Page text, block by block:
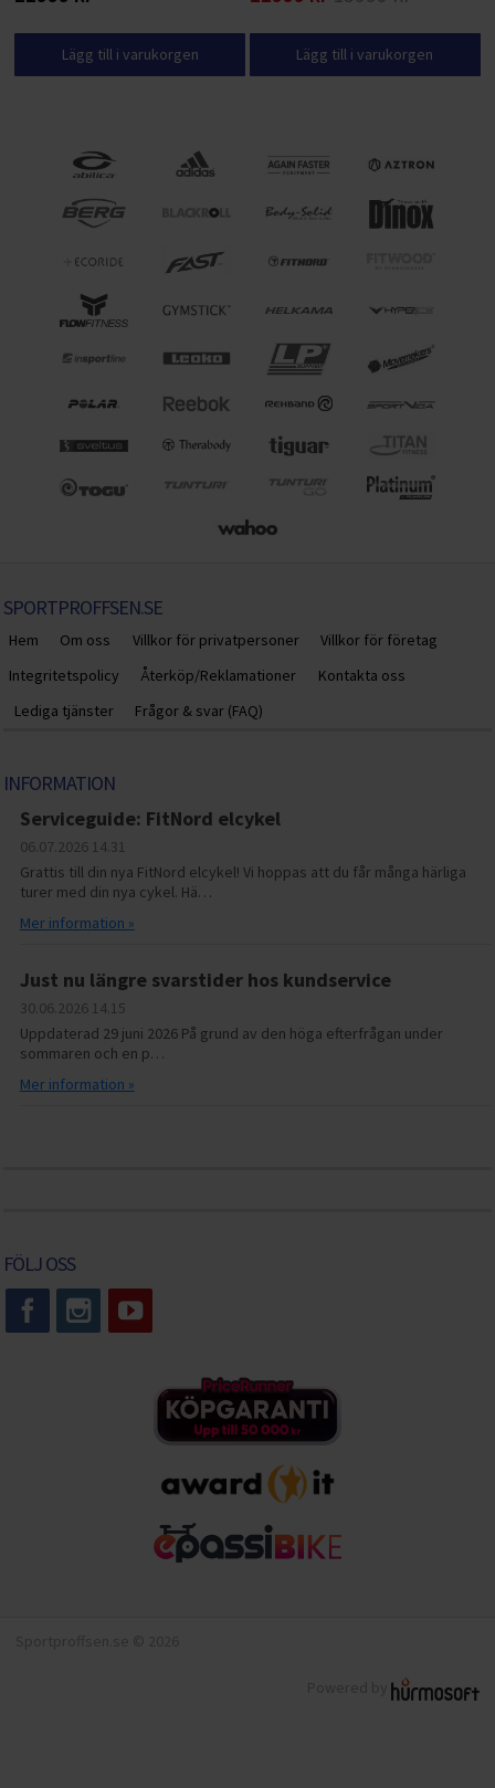
Lägg till i varukorgen Lägg till i varukorgen
SPORTPROFFSEN.SE
Hem Om oss Villkor för privatpersoner
Villkor för företag
Integritetspolicy
Återköp/Reklamationer
Kontakta oss
Lediga tjänster
Frågor & svar (FAQ)
INFORMATION
Serviceguide: FitNord elcykel
06.07.2026 14.31
Grattis till din nya FitNord elcykel! Vi hoppas att du får många härliga
turer med din nya cykel. Hä…
Mer information »
Just nu längre svarstider hos kundservice
30.06.2026 14.15
Uppdaterad 29 juni 2026 På grund av den höga efterfrågan under
sommaren och en p…
Mer information »
FÖLJ OSS